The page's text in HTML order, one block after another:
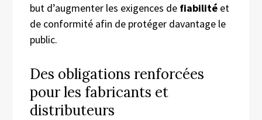
but d’augmenter les exigences de fiabilité et
de conformité afin de protéger davantage le
public.
Des obligations renforcées
pour les fabricants et
distributeurs